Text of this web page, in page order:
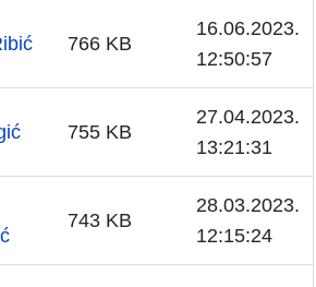
766 KB
16.06.2023.
12:50:57
755 KB
27.04.2023.
13:21:31
743 KB
28.03.2023.
12:15:24